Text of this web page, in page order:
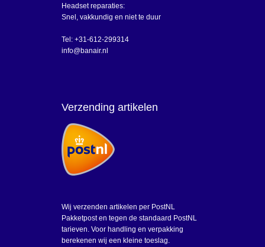
Headset reparaties:
Snel, vakkundig en niet te duur
Tel: +31-612-299314
info@banair.nl
Verzending artikelen
Wij verzenden artikelen per PostNL
Pakketpost en tegen de standaard PostNL
tarieven. Voor handling en verpakking
berekenen wij een kleine toeslag.